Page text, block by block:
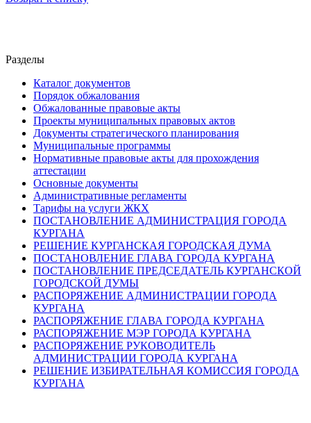
Разделы
Каталог документов
Порядок обжалования
Обжалованные правовые акты
Проекты муниципальных правовых актов
Документы стратегического планирования
Муниципальные программы
Нормативные правовые акты для прохождения
аттестации
Основные документы
Административные регламенты
Тарифы на услуги ЖКХ
ПОСТАНОВЛЕНИЕ АДМИНИСТРАЦИЯ ГОРОДА
КУРГАНА
РЕШЕНИЕ КУРГАНСКАЯ ГОРОДСКАЯ ДУМА
ПОСТАНОВЛЕНИЕ ГЛАВА ГОРОДА КУРГАНА
ПОСТАНОВЛЕНИЕ ПРЕДСЕДАТЕЛЬ КУРГАНСКОЙ
ГОРОДСКОЙ ДУМЫ
РАСПОРЯЖЕНИЕ АДМИНИСТРАЦИИ ГОРОДА
КУРГАНА
РАСПОРЯЖЕНИЕ ГЛАВА ГОРОДА КУРГАНА
РАСПОРЯЖЕНИЕ МЭР ГОРОДА КУРГАНА
РАСПОРЯЖЕНИЕ РУКОВОДИТЕЛЬ
АДМИНИСТРАЦИИ ГОРОДА КУРГАНА
РЕШЕНИЕ ИЗБИРАТЕЛЬНАЯ КОМИССИЯ ГОРОДА
КУРГАНА